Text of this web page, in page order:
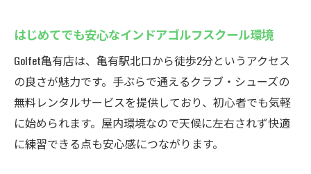
はじめてでも安心なインドアゴルフスクール環境
Golfet亀有店は、亀有駅北口から徒歩2分というアクセス
の良さが魅力です。手ぶらで通えるクラブ・シューズの
無料レンタルサービスを提供しており、初心者でも気軽
に始められます。屋内環境なので天候に左右されず快適
に練習できる点も安心感につながります。